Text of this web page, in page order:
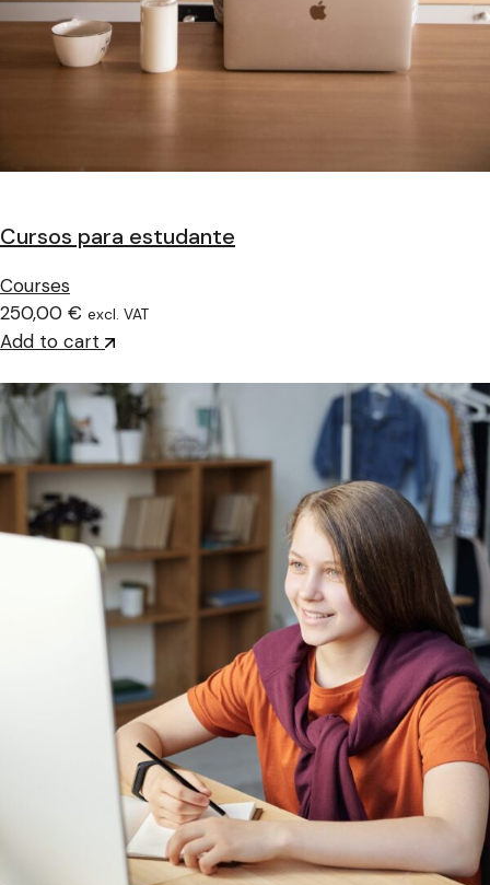
Cursos para estudante
Courses
250,00 € excl. VAT
Add to cart